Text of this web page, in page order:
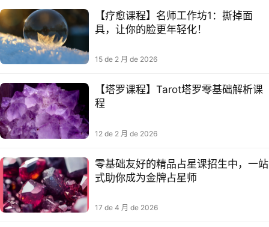
【疗愈课程】名师工作坊1：撕掉面
具，让你的脸更年轻化！
15 de 2 月 de 2026
【塔罗课程】Tarot塔罗零基础解析课
程
12 de 2 月 de 2026
零基础友好的精品占星课招生中，一站
式助你成为金牌占星师
17 de 4 月 de 2026